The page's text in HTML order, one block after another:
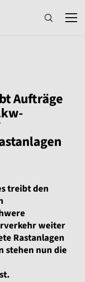
Aufträge
treibt den
weiter
Rastanlagen
stehen nun die